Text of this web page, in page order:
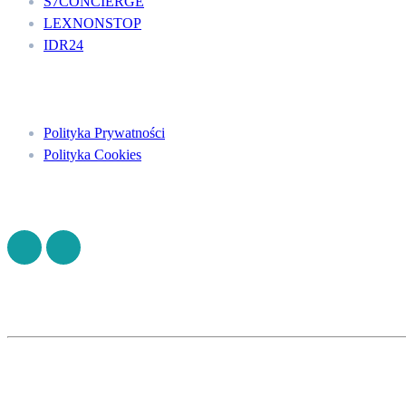
LEXNONSTOP
IDR24
Polityka Prywatności
Polityka Cookies